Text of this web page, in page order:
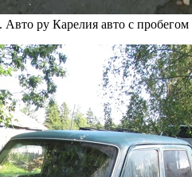
ру Карелия авто с пробегом